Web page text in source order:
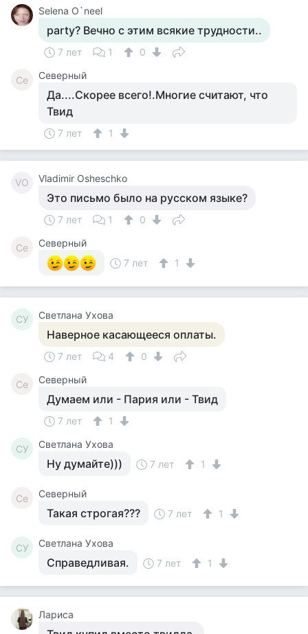
Selena O`neel
party? Вечно с этим всякие трудности..
7 лет 1 0
Се Северный
Да....Скорее всего!.Многие считают, что
Твид
7 лет 1
VO Vladimir Osheschko
Это письмо было на русском языке?
7 лет 1 0
Се
Северный
7 лет
1
СУ Светлана Ухова
Наверное касающееся оплаты.
7 лет 4 0
Се Северный
Думаем или - Пария или - Твид
7 лет 1
СУ Светлана Ухова
Ну думайте))) 7 лет 1
Се Северный
Такая строгая??? 7 лет 1
СУ Светлана Ухова
Справедливая. 7 лет 1
Лариса